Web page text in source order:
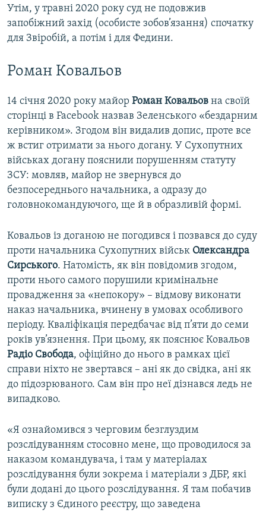
Утім, у травні 2020 року суд не подовжив
запобіжний захід (особисте зобов’язання) спочатку
для Звіробій, а потім і для Федини.
Роман Ковальов
14 січня 2020 року майор Роман Ковальов на своїй
сторінці в Facebook назвав Зеленського «бездарним
керівником». Згодом він видалив допис, проте все
ж встиг отримати за нього догану. У Сухопутних
військах догану пояснили порушенням статуту
ЗСУ: мовляв, майор не звернувся до
безпосереднього начальника, а одразу до
головнокомандуючого, ще й в образливій формі.
Ковальов із доганою не погодився і позвався до суду
проти начальника Сухопутних військ Олександра
Сирського. Натомість, як він повідомив згодом,
проти нього самого порушили кримінальне
провадження за «непокору» – відмову виконати
наказ начальника, вчинену в умовах особливого
періоду. Кваліфікація передбачає від п’яти до семи
років ув’язнення. При цьому, як пояснює Ковальов
Радіо Свобода, офіційно до нього в рамках цієї
справи ніхто не звертався – ані як до свідка, ані як
до підозрюваного. Сам він про неї дізнався ледь не
випадково.
«Я ознайомився з черговим безглуздим
розслідуванням стосовно мене, що проводилося за
наказом командувача, і там у матеріалах
розслідування були зокрема і матеріали з ДБР, які
були додані до цього розслідування. Я там побачив
виписку з Єдиного реєстру, що заведена